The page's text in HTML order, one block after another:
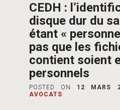
CEDH :
disque dur du
étant «
pas que les
contient soient
personnels
POSTED ON 12 MARS
AVOCATS